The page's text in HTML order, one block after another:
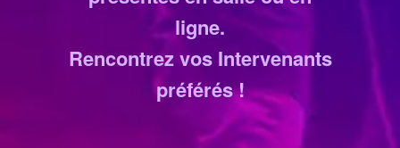
ligne.
Rencontrez vos Intervenants
préférés !